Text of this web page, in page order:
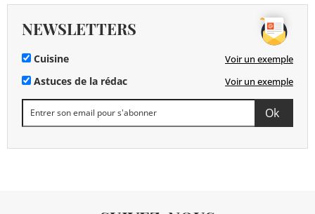
NEWSLETTERS
Cuisine Voir un exemple
Astuces de la rédac Voir un exemple